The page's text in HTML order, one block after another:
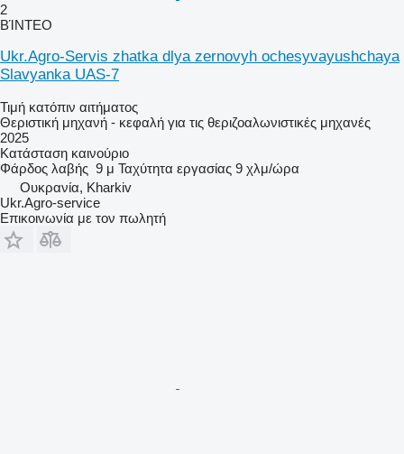
2
ΒΊΝΤΕΟ
Ukr.Agro-Servis zhatka dlya zernovyh ochesyvayushchaya
Slavyanka UAS-7
Τιμή κατόπιν αιτήματος
Θεριστική μηχανή - κεφαλή για τις θεριζοαλωνιστικές μηχανές
2025
Κατάσταση καινούριο
Φάρδος λαβής 9 μ Ταχύτητα εργασίας 9 χλμ/ώρα
Ουκρανία, Kharkiv
Ukr.Agro-service
Επικοινωνία με τον πωλητή